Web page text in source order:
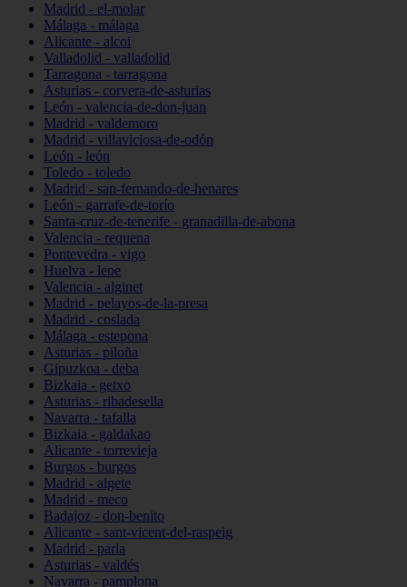
Madrid - el-molar
Málaga - málaga
Alicante - alcoi
Valladolid - valladolid
Tarragona - tarragona
Asturias - corvera-de-asturias
León - valencia-de-don-juan
Madrid - valdemoro
Madrid - villaviciosa-de-odón
León - león
Toledo - toledo
Madrid - san-fernando-de-henares
León - garrafe-de-torío
Santa-cruz-de-tenerife - granadilla-de-abona
Valencia - requena
Pontevedra - vigo
Huelva - lepe
Valencia - alginet
Madrid - pelayos-de-la-presa
Madrid - coslada
Málaga - estepona
Asturias - piloña
Gipuzkoa - deba
Bizkaia - getxo
Asturias - ribadesella
Navarra - tafalla
Bizkaia - galdakao
Alicante - torrevieja
Burgos - burgos
Madrid - algete
Madrid - meco
Badajoz - don-benito
Alicante - sant-vicent-del-raspeig
Madrid - parla
Asturias - valdés
Navarra - pamplona